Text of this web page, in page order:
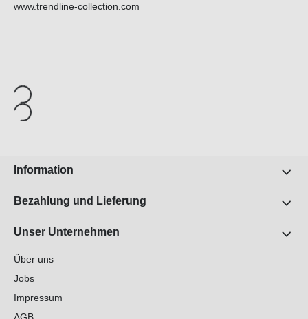
www.trendline-collection.com
Information
Bezahlung und Lieferung
Unser Unternehmen
Über uns
Jobs
Impressum